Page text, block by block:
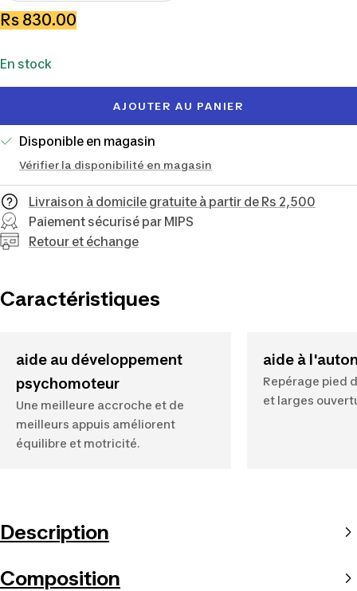
la
quantité
Prix
vente
Rs 830.00
En stock
AJOUTER AU PANIER
Disponible en magasin
Vérifier la disponibilité en magasin
Livraison à domicile gratuite à partir de Rs 2,500
Paiement sécurisé par MIPS
Retour et échange
Caractéristiques
aide au développement
psychomoteur
Une meilleure accroche et de
meilleurs appuis améliorent
équilibre et motricité.
aide à
Repérage pied
et larges
Description
Composition